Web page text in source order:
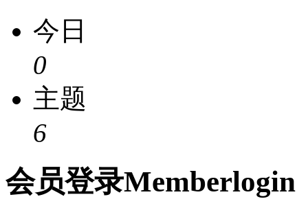
今日
0
主题
6
会员登录Memberlogin